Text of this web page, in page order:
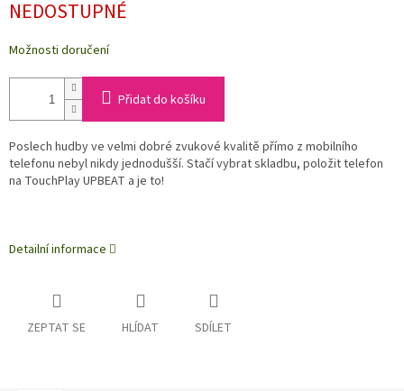
NEDOSTUPNÉ
Možnosti doručení
Přidat do košíku
Poslech hudby ve velmi dobré zvukové kvalitě přímo z mobilního
telefonu nebyl nikdy jednodušší. Stačí vybrat skladbu, položit telefon
na TouchPlay UPBEAT a je to!
Detailní informace
ZEPTAT SE HLÍDAT SDÍLET